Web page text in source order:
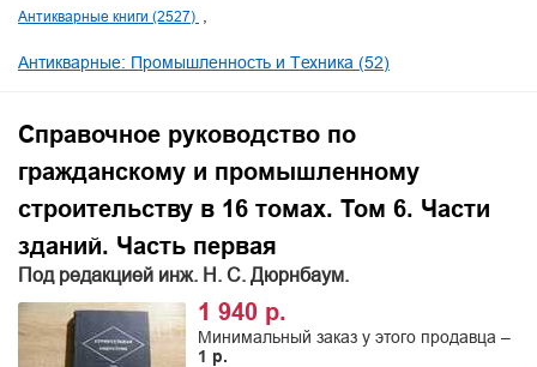
Антикварные книги (2527)
Антикварные: Промышленность и Техника (52)
Справочное руководство по
гражданскому и промышленному
строительству в 16 томах. Том 6. Части
зданий. Часть первая
Под редакцией инж. Н. С. Дюрнбаум.
1 940 р.
Минимальный заказ у этого продавца –
1 р.